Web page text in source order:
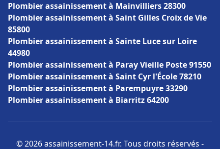
Plombier assainissement à Mainvilliers 28300
Plombier assainissement à Saint Gilles Croix de Vie
85800
Plombier assainissement à Sainte Luce sur Loire
44980
Plombier assainissement à Paray Vieille Poste 91550
Plombier assainissement à Saint Cyr l'École 78210
Plombier assainissement à Parempuyre 33290
Plombier assainissement à Biarritz 64200
© 2026 assainissement-14.fr. Tous droits réservés -